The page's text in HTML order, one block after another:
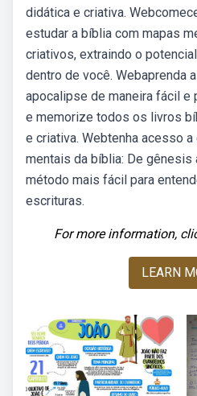
didática e criativa.
estudar a bíblia com mapas
criativos, extraindo o
dentro de você. Webaprenda
apocalipse de maneira fácil e
e memorize todos os livros
e criativa. Webtenha acesso
mentais da bíblia: De gênesis
método mais fácil para
escrituras.
For more information,
LEARN